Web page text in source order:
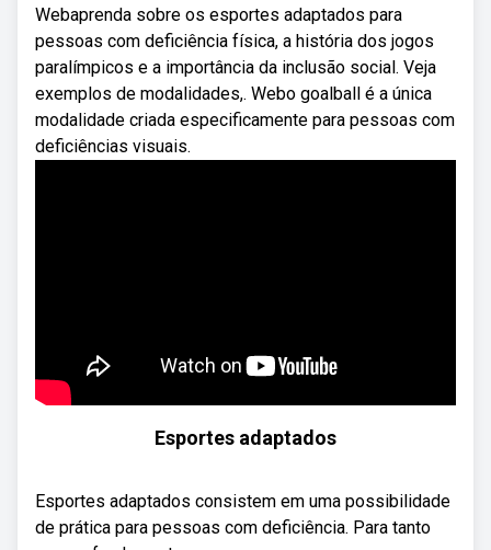
Webaprenda sobre os esportes adaptados para
pessoas com deficiência física, a história dos jogos
paralímpicos e a importância da inclusão social. Veja
exemplos de modalidades,. Webo goalball é a única
modalidade criada especificamente para pessoas com
deficiências visuais.
Esportes adaptados
Esportes adaptados consistem em uma possibilidade
de prática para pessoas com deficiência. Para tanto